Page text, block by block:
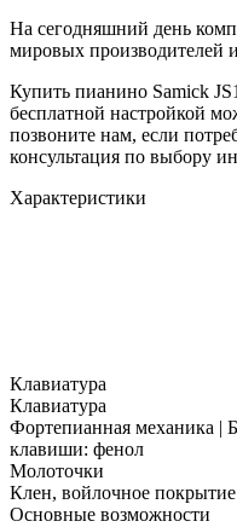
На сегодняшний день
мировых производителей
Купить пианино Samick
бесплатной настройкой
позвоните нам, если
консультация по выбору
Характеристики
Клавиатура
Клавиатура
Фортепианная механика |
клавиши: фенол
Молоточки
Клен, войлочное
Основные возможности